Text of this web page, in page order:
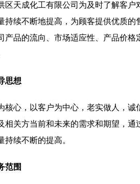
区天成化工有限公司为及时了解客
持续不断地提高，为顾客提供优质
产品的流向、市场适应性、产品价
思想
核心，以客户为中心，老实做人，
相关方当前和未来的需求和期望，
持续不断的提高。
范围